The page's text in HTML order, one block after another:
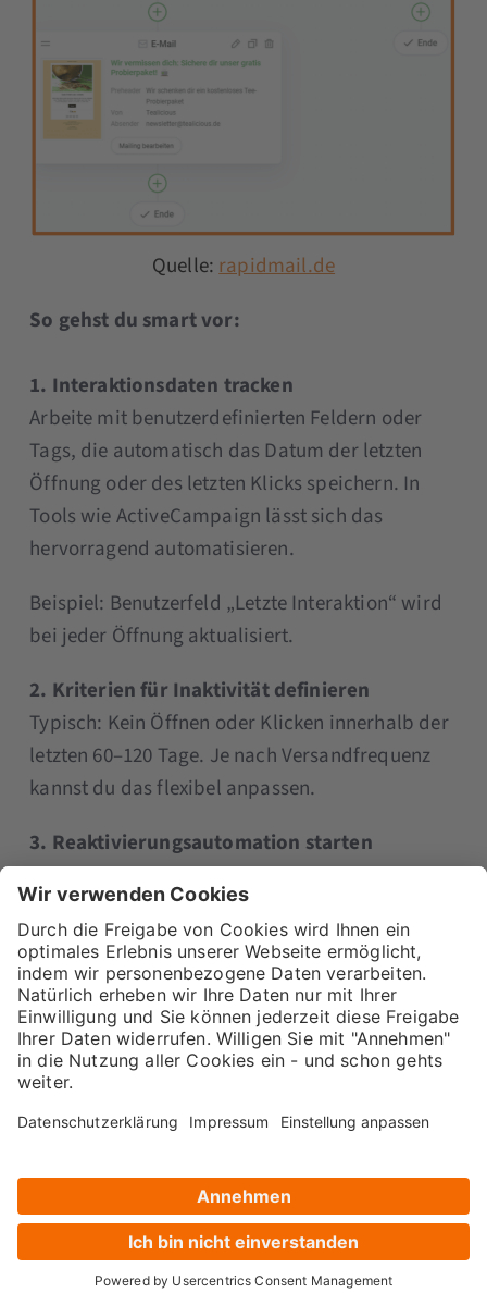
Quelle:rapidmail.de
So gehst du smart vor:
1. Interaktionsdaten tracken
Arbeite mit benutzerdefinierten Feldern oder
Tags, die automatisch das Datum der letzten
Öffnung oder des letzten Klicks speichern. In
Tools wie ActiveCampaign lässt sich das
hervorragend automatisieren.
Beispiel: Benutzerfeld „Letzte Interaktion“ wird
bei jeder Öffnung aktualisiert.
2. Kriterien für Inaktivität definieren
Typisch: Kein Öffnen oder Klicken innerhalb der
letzten 60–120 Tage. Je nach Versandfrequenz
kannst du das flexibel anpassen.
3. Reaktivierungsautomation starten
Erstelle eine gezielte E-Mail-Kampagne (2–3 E-
Mails) mit einer klaren Botschaft:
Warum lohnt es sich, dabei zu bleiben?
Was verpassen sie aktuell?
Was ist neu, spannend oder exklusiv?
Mit einem klaren CTA: „Bleib dabei“ – per
Klick oder Formular
Zeitfenster, z. B. 3–5 Tage, um aktiv zu reagieren.
Danach werden sie automatisiert aus deiner
Hauptliste verschoben.